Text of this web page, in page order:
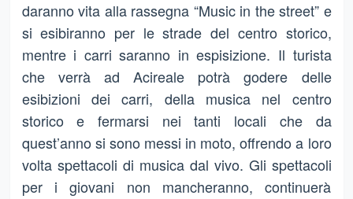
daranno vita alla rassegna “Music in the street” e
si esibiranno per le strade del centro storico,
mentre i carri saranno in espisizione. Il turista
che verrà ad Acireale potrà godere delle
esibizioni dei carri, della musica nel centro
storico e fermarsi nei tanti locali che da
quest’anno si sono messi in moto, offrendo a loro
volta spettacoli di musica dal vivo. Gli spettacoli
per i giovani non mancheranno, continuerà